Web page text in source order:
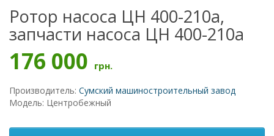
Ротор насоса ЦН 400-210а,
запчасти насоса ЦН 400-210а
176 000 грн.
Производитель: Сумский машиностроительный завод
Модель: Центробежный